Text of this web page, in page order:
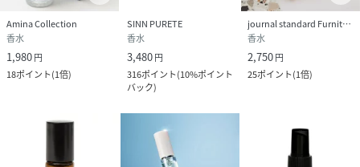
Amina Collection
香水
1,980円
18ポイント(1倍)
SINN PURETE
香水
3,480円
316ポイント(10%ポイント
バック)
journal standard Furniture
香水
2,750円
25ポイント(1倍)